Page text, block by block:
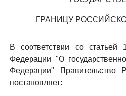
ГРАНИЦУ
В соответствии со статьей
Федерации "О
Федерации" Правительство
постановляет: